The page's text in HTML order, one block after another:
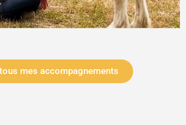
mes accompagnements